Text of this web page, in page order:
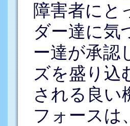
障害者にと
ダー達に気
ー達が承認
ズを盛り込
される良い
フォースは